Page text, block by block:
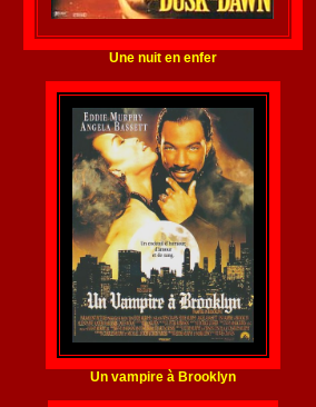
Une nuit en enfer
Un vampire à Brooklyn